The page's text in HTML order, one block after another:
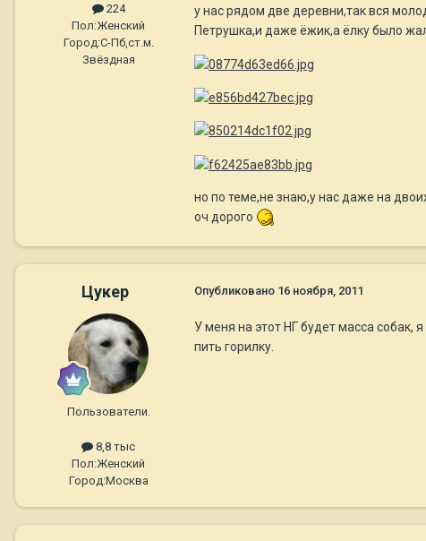
224
Пол:Женский
Город:C-Пб,ст.м.
Звёздная
у нас рядом две деревни,так вся
Петрушка,и даже ёжик,а ёлку было
но по теме,не знаю,у нас даже на
оч дорого
Цукер
Пользователи.
8,8 тыс
Пол:Женский
Город:Москва
Опубликовано 16 ноября, 2011
У меня на этот НГ будет масса собак,
пить горилку.